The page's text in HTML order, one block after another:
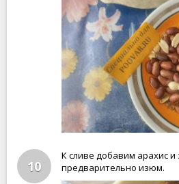
10
К сливе добавим арахис
предварительно изюм.